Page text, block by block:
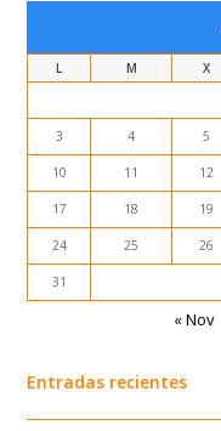
L M X
3 4 5
10 11 12
17 18 19
24 25 26
31
« Nov
Entradas recientes